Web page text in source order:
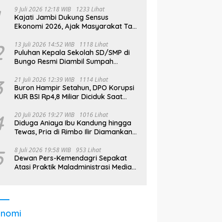
9 Juli 2026 12:18 WIB 1233 Lihat
Kajati Jambi Dukung Sensus
Ekonomi 2026, Ajak Masyarakat Tak
13 Juli 2026 14:52 WIB 1118 Lihat
Puluhan Kepala Sekolah SD/SMP di
Bungo Resmi Diambil Sumpah
21 Juli 2026 12:39 WIB 1114 Lihat
Buron Hampir Setahun, DPO Korupsi
KUR BSI Rp4,8 Miliar Diciduk Saat
20 Juli 2026 19:27 WIB 1016 Lihat
Diduga Aniaya Ibu Kandung hingga
Tewas, Pria di Rimbo Ilir Diamankan
8 Juli 2026 19:58 WIB 953 Lihat
Dewan Pers-Kemendagri Sepakat
Atasi Praktik Maladministrasi Media